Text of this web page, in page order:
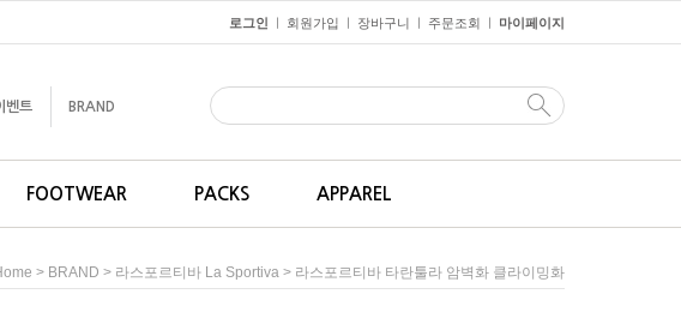
로그인 ㅣ 회원가입 ㅣ 장바구니 ㅣ 주문조회 ㅣ 마이페이지
벤트 BRAND
FOOTWEAR PACKS APPAREL
> BRAND > 라스포르티바 La Sportiva > 라스포르티바 타란툴라 암벽화 클라이밍화